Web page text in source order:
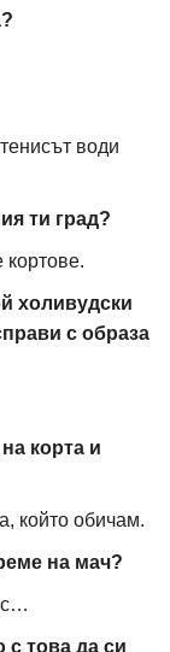
води
ти град?
холивудски
с образа
корта и
който обичам.
на мач?
с това да си